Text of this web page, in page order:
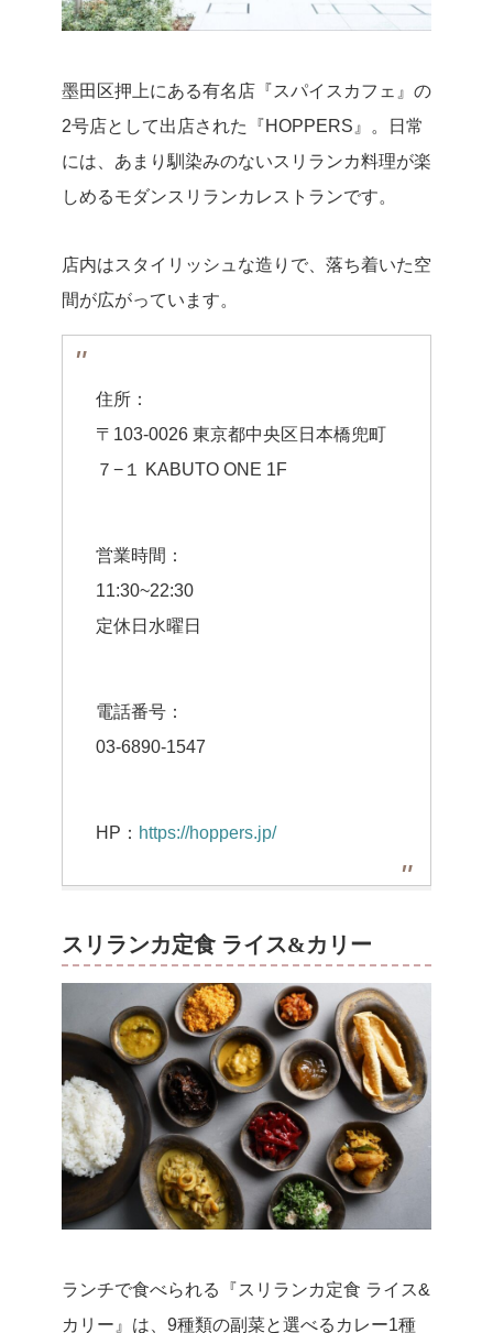
墨田区押上にある有名店『スパイスカフェ』の
2号店として出店された『HOPPERS』。日常
には、あまり馴染みのないスリランカ料理が楽
しめるモダンスリランカレストランです。
店内はスタイリッシュな造りで、落ち着いた空
間が広がっています。
住所：
〒103-0026 東京都中央区日本橋兜町
７−１ KABUTO ONE 1F
営業時間：
11:30~22:30
定休日水曜日
電話番号：
03-6890-1547
HP： https://hoppers.jp/
スリランカ定食 ライス&カリー
ランチで食べられる『スリランカ定食 ライス&
カリー』は、9種類の副菜と選べるカレー1種